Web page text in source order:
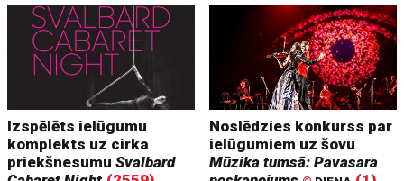
Izspēlēts ielūgumu
komplekts uz cirka
priekšnesumuSvalbard
Noslēdzies konkurss par
ielūgumiem uz šovu
Mūzika tumsā: Pavasara